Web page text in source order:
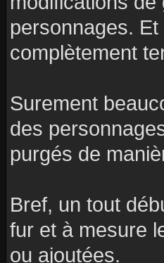
personnages.
complètement
Surement
des
purgés de
Bref, un tout
fur et à mesure
ou ajoutées.